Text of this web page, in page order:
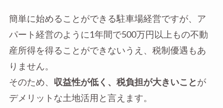
簡単に始めることができる駐車場経営ですが、ア
パート経営のように1年間で500万円以上もの不動
産所得を得ることができないうえ、税制優遇もあ
りません。
そのため、 収益性が低く、税負担が大きいこと が
デメリットな土地活用と言えます。